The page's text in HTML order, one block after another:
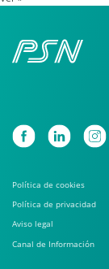
Política de cookies
Política de privacidad
Aviso legal
Canal de Información